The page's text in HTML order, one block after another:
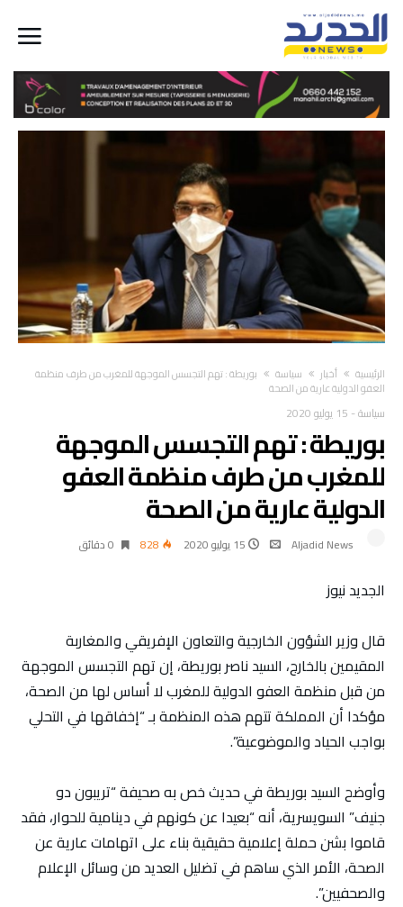
‫الرئيسية‬ أخبار سياسة
بوريطة : تهم التجسس الموجهة للمغرب من طرف منظمة
العفو الدولية عارية من الصحة
سياسة- 15 يوليو 2020
بوريطة : تهم التجسس الموجهة
للمغرب من طرف منظمة العفو
الدولية عارية من الصحة
Aljadid News 15 يوليو 2020 828 0 ‫دقائق‬
الجديد نيوز
قال وزير الشؤون الخارجية والتعاون الإفريقي والمغاربة
المقيمين بالخارج، السيد ناصر بوريطة، إن تهم التجسس الموجهة
من قبل منظمة العفو الدولية للمغرب لا أساس لها من الصحة،
مؤكدا أن المملكة تتهم هذه المنظمة بـ “إخفاقها في التحلي
بواجب الحياد والموضوعية”.
وأوضح السيد بوريطة في حديث خص به صحيفة “تريبون دو
جنيف” السويسرية، أنه “بعيدا عن كونهم في دينامية للحوار، فقد
قاموا بشن حملة إعلامية حقيقية بناء على اتهامات عارية عن
الصحة، الأمر الذي ساهم في تضليل العديد من وسائل الإعلام
والصحفيين”.